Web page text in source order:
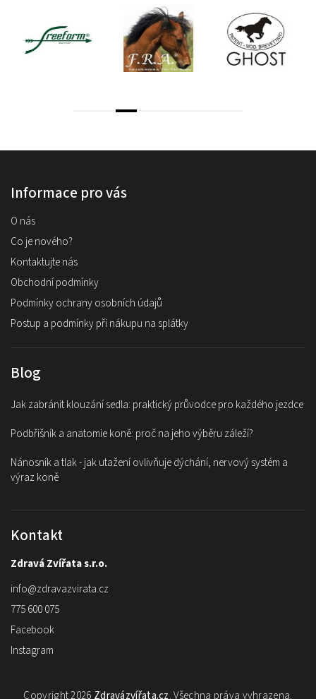
Informace pro vás
O nás
Co je nového?
Kontaktujte nás
Obchodní podmínky
Podmínky ochrany osobních údajů
Postup a podmínky při nákupu na splátky
Blog
Jak zabránit klouzání sedla: praktický průvodce pro každého jezdce
Podbřišník a anatomie koně: proč na jeho výběru záleží?
Nánosník a tlak - jak utažení ovlivňuje dýchání, nervový systém a
výraz koně
Kontakt
Zdravá Zvířata s.r.o.
info@zdravazvirata.cz
775 600 075
Facebook
Instagram
Copyright 2026 Zdravázvířata.cz. Všechna práva vyhrazena.